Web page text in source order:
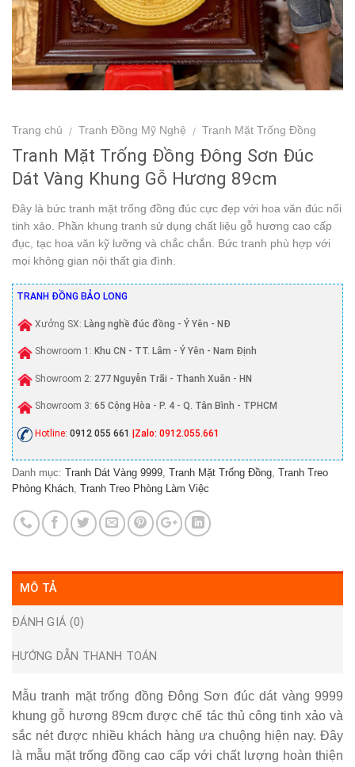
Trang chủ / Tranh Đồng Mỹ Nghệ / Tranh Mặt Trống Đồng
Tranh Mặt Trống Đồng Đông Sơn Đúc
Dát Vàng Khung Gỗ Hương 89cm
Đây là bức tranh mặt trống đồng đúc cực đẹp với hoa văn đúc nổi
tinh xảo. Phần khung tranh sử dụng chất liệu gỗ hương cao cấp
đục, tạc hoa văn kỹ lưỡng và chắc chắn. Bức tranh phù hợp với
mọi không gian nội thất gia đình.
TRANH ĐỒNG BẢO LONG
Xưởng SX: Làng nghề đúc đồng - Ý Yên - NĐ
Showroom 1: Khu CN - TT. Lâm - Ý Yên - Nam Định
Showroom 2: 277 Nguyễn Trãi - Thanh Xuân - HN
Showroom 3: 65 Cộng Hòa - P. 4 - Q. Tân Bình - TPHCM
Hotline: 0912 055 661 |Zalo: 0912.055.661
Danh mục: Tranh Dát Vàng 9999 Tranh Mặt Trống Đồng Tranh Treo
Phòng Khách Tranh Treo Phòng Làm Việc
MÔ TẢ
ĐÁNH GIÁ (0)
HƯỚNG DẪN THANH TOÁN
Mẫu tranh mặt trống đồng Đông Sơn đúc dát vàng 9999
khung gỗ hương 89cm được chế tác thủ công tinh xảo và
sắc nét được nhiều khách hàng ưa chuộng hiện nay. Đây
là mẫu mặt trống đồng cao cấp với chất lượng hoàn thiện